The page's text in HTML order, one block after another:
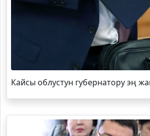
Кайсы облустун губернатору эң